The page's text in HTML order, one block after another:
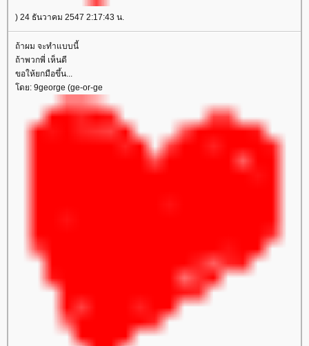
) 24 ธันวาคม 2547 2:17:43 น.
ถ้าผม จะทำแบบนี้
ถ้าพวกพี่ เห็นดี
ขอให้ยกมือขึ้น...
ดย: 9george (ge-or-ge